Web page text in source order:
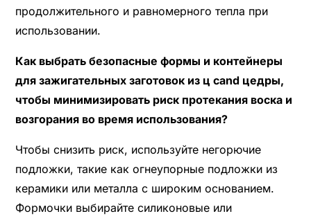
продолжительного и равномерного тепла при
использовании.
Как выбрать безопасные формы и контейнеры
для зажигательных заготовок из ц cand цедры,
чтобы минимизировать риск протекания воска и
возгорания во время использования?
Чтобы снизить риск, используйте негорючие
подложки, такие как огнеупорные подложки из
керамики или металла с широким основанием.
Формочки выбирайте силиконовые или